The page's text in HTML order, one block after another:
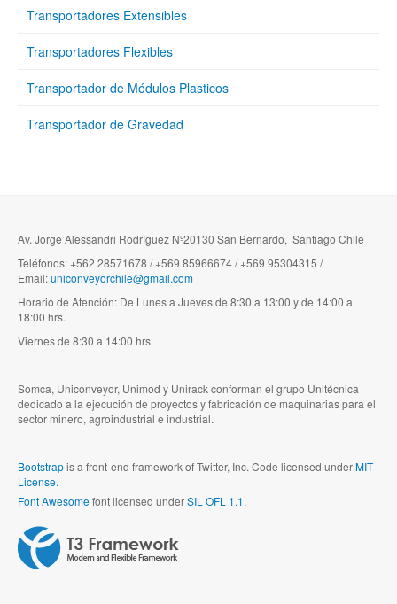
Transportadores Extensibles
Transportadores Flexibles
Transportador de Módulos Plasticos
Transportador de Gravedad
Av. Jorge Alessandri Rodríguez Nº20130 San Bernardo, Santiago Chile
Teléfonos: +562 28571678 / +569 85966674 / +569 95304315 /
Email:uniconveyorchile@gmail.com
Horario de Atención: De Lunes a Jueves de 8:30 a 13:00 y de 14:00 a
18:00 hrs.
Viernes de 8:30 a 14:00 hrs.
Somca, Uniconveyor, Unimod y Unirack conforman el grupo Unitécnica
dedicado a la ejecución de proyectos y fabricación de maquinarias para el
sector minero, agroindustrial e industrial.
Bootstrapis a front-end framework of Twitter, Inc. Code licensed underMIT
License.
Font Awesomefont licensed underSIL OFL 1.1.